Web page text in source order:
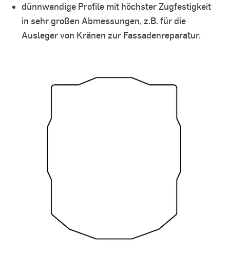
dünnwandige Profile mit höchster Zugfestigkeit
in sehr großen Abmessungen, z.B. für die
Ausleger von Kränen zur Fassadenreparatur.